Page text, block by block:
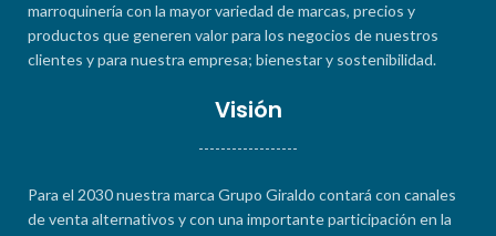
marroquinería con la mayor variedad de marcas, precios y
productos que generen valor para los negocios de nuestros
clientes y para nuestra empresa; bienestar y sostenibilidad.
Visión
------------------
Para el 2030 nuestra marca Grupo Giraldo contará con canales
de venta alternativos y con una importante participación en la